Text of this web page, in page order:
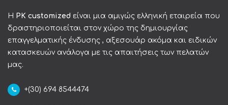
Η PK customized είναι μια αμιγώς ελληνική εταιρεία που
δραστηριοποιείται στον χώρο της δημιουργίας
επαγγελματικής ένδυσης , αξεσουάρ ακόμα και ειδικών
κατασκευών ανάλογα με τις απαιτήσεις των πελατών
μας.
+(30) 694 8544474